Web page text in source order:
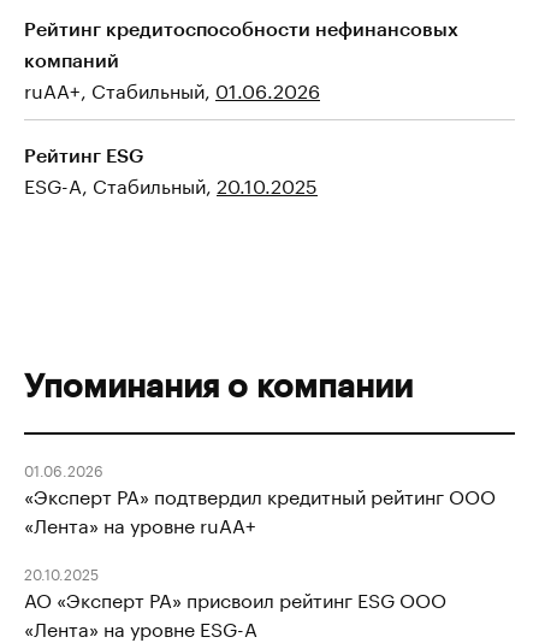
Рейтинг кредитоспособности нефинансовых
компаний
ruAA+, Стабильный, 01.06.2026
Рейтинг ESG
ESG-A, Стабильный, 20.10.2025
Упоминания о компании
01.06.2026
«Эксперт РА» подтвердил кредитный рейтинг ООО
«Лента» на уровне ruAА+
20.10.2025
АО «Эксперт РА» присвоил рейтинг ESG ООО
«Лента» на уровне ESG-А